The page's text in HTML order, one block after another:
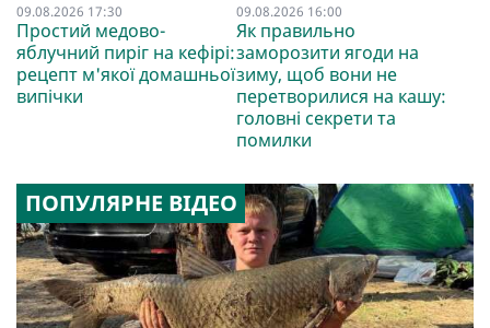
09.08.2026 17:30
Простий медово-
яблучний пиріг на кефірі:
рецепт м'якої домашньої
випічки
09.08.2026 16:00
Як правильно
заморозити ягоди на
зиму, щоб вони не
перетворилися на кашу:
головні секрети та
помилки
ПОПУЛЯРНЕ ВІДЕО